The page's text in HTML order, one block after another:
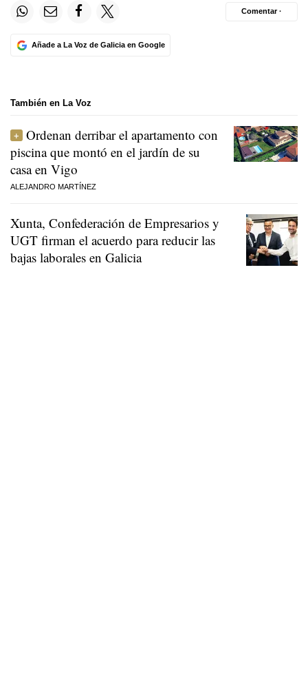
Añade a La Voz de Galicia en Google
Comentar ·
También en La Voz
Ordenan derribar el apartamento con
piscina que montó en el jardín de su
casa en Vigo
ALEJANDRO MARTÍNEZ
Xunta, Confederación de Empresarios y
UGT firman el acuerdo para reducir las
bajas laborales en Galicia